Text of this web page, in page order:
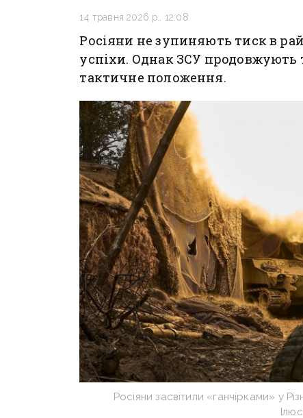
14 травня 2026 р., 12:08
Росіяни не зупиняють тиск в
успіхи. Однак ЗСУ
тактичне положення.
Росіяни засвітили «ганчірками» у